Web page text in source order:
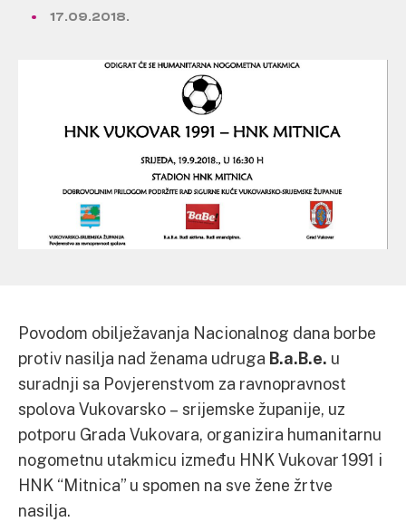
17.09.2018.
Povodom obilježavanja Nacionalnog dana borbe
protiv nasilja nad ženama udruga B.a.B.e. u
suradnji sa Povjerenstvom za ravnopravnost
spolova Vukovarsko – srijemske županije, uz
potporu Grada Vukovara, organizira humanitarnu
nogometnu utakmicu između HNK Vukovar 1991 i
HNK “Mitnica” u spomen na sve žene žrtve
nasilja.